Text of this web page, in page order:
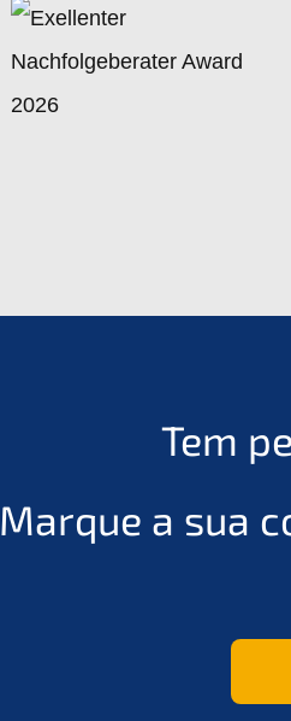
Tem
Marque a sua